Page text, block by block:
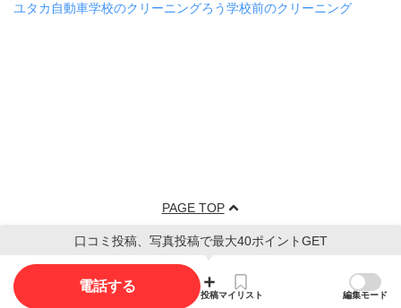
ユタカ自動車学校のクリーニングろう学校前のクリーニング
PAGE TOP
口コミ投稿、写真投稿で最大40ポイントGET
電話する
投稿マイリスト 編集モード